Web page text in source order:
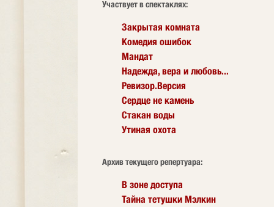
Участвует в спектаклях:
Закрытая комната
Комедия ошибок
Мандат
Надежда, вера и любовь...
Ревизор.Версия
Сердце не камень
Стакан воды
Утиная охота
Архив текущего репертуара:
В зоне доступа
Тайна тетушки Мэлкин